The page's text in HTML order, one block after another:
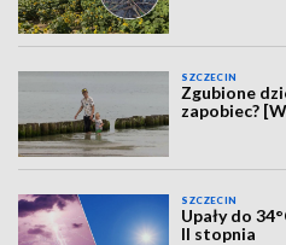
SZCZECIN
Zgubione
zapobiec?
SZCZECIN
Upały do
II stopnia